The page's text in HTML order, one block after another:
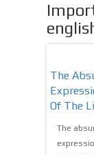
The
Of The
The